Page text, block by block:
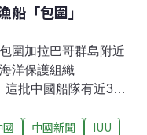
船「包圍」
圍加拉巴哥群島附近
洋保護組織
這批中國船隊有近300
水域可見捕魚活動的
國 中國新聞 IUU